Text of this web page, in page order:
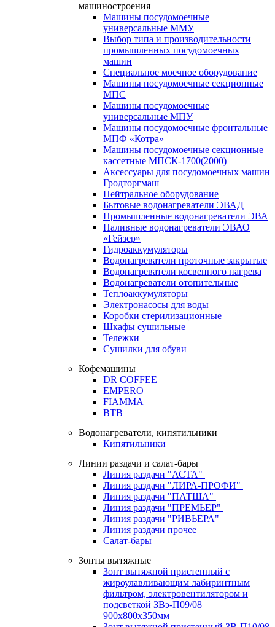
машиностроения
Машины посудомоечные
универсальные ММУ
Выбор типа и производительности
промышленных посудомоечных
машин
Специальное моечное оборудование
Машины посудомоечные секционные
МПС
Машины посудомоечные
универсальные МПУ
Машины посудомоечные фронтальные
МПФ «Котра»
Машины посудомоечные секционные
кассетные МПСК-1700(2000)
Аксессуары для посудомоечных машин
Гродторгмаш
Нейтральное оборудование
Бытовые водонагреватели ЭВАД
Промышленные водонагреватели ЭВА
Наливные водонагреватели ЭВАО
«Гейзер»
Гидроаккумуляторы
Водонагреватели проточные закрытые
Водонагреватели косвенного нагрева
Водонагреватели отопительные
Теплоаккумуляторы
Электронасосы для воды
Коробки стерилизационные
Шкафы сушильные
Тележки
Сушилки для обуви
Кофемашины
DR COFFEE
EMPERO
FIAMMA
BTB
Водонагреватели, кипятильники
Кипятильники
Линии раздачи и салат-бары
Линия раздачи "АСТА"
Линия раздачи "ЛИРА-ПРОФИ"
Линия раздачи "ПАТША"
Линия раздачи "ПРЕМЬЕР"
Линия раздачи "РИВЬЕРА"
Линия раздачи прочее
Салат-бары
Зонты вытяжные
Зонт вытяжной пристенный с
жироулавливающим лабиринтным
фильтром, электровентилятором и
подсветкой ЗВэ-П09/08
900х800х350мм